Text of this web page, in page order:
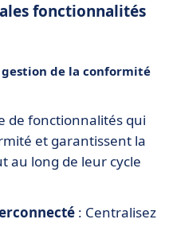
fonctionnalités
de la conformité
de fonctionnalités qui
et garantissent la
au long de leur cycle
: Centralisez